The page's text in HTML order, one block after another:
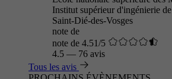
Institut supérieur d'ingénierie
Saint-Dié-des-Vosges
note de
note de 4.51/5
4.5 — 76 avis
Tous les avis